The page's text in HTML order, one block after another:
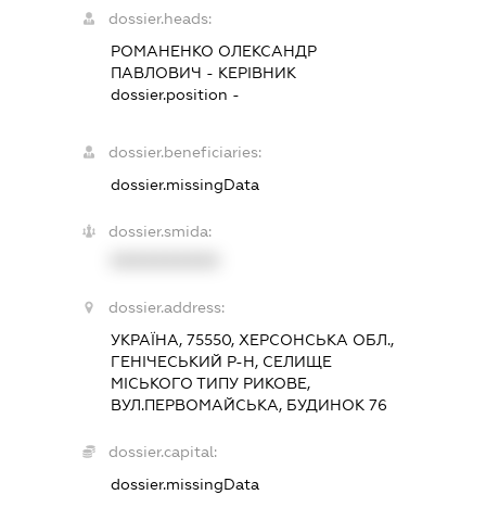
dossier.heads:
РОМАНЕНКО ОЛЕКСАНДР
ПАВЛОВИЧ - КЕРІВНИК
dossier.position -
dossier.beneficiaries:
dossier.missingData
dossier.smida:
dossier.address:
УКРАЇНА, 75550, ХЕРСОНСЬКА ОБЛ.,
ГЕНІЧЕСЬКИЙ Р-Н, СЕЛИЩЕ
МІСЬКОГО ТИПУ РИКОВЕ,
ВУЛ.ПЕРВОМАЙСЬКА, БУДИНОК 76
dossier.capital:
dossier.missingData